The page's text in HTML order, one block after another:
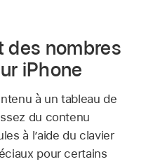
des nombres
iPhone
à un tableau de
du contenu
à l’aide du clavier
pour certains